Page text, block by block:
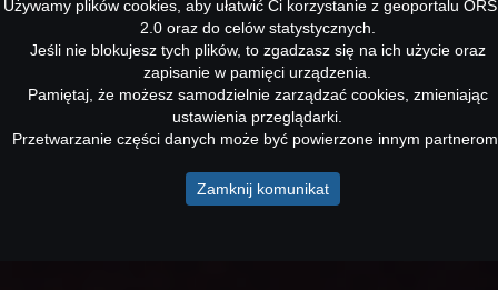
Używamy plików cookies, aby ułatwić Ci korzystanie z geoportalu
2.0 oraz do celów statystycznych.
Jeśli nie blokujesz tych plików, to zgadzasz się na ich użycie oraz
zapisanie w pamięci urządzenia.
Pamiętaj, że możesz samodzielnie zarządzać cookies, zmieniając
ustawienia przeglądarki.
Przetwarzanie części danych może być powierzone innym
Zamknij komunikat